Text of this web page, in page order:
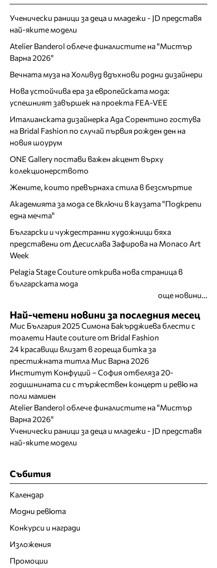
Ученически раници за деца и младежи - JD представя
най-яките модели
Atelier Banderol облече финалистите на "Мистър
Варна 2026"
Вечната муза на Холивуд вдъхнови родни дизайнери
Нова устойчива ера за европейската мода:
успешният завършек на проекта FEA-VEE
Италианската дизайнерка Ада Сорентино гостува
на Bridal Fashion по случай първия рожден ден на
новия шоурум
ONE Gallery постави важен акцент върху
колекционерството
Жените, които превърнаха стила в безсмъртие
Академията за мода се включи в каузата "Подкрепи
една мечта"
Български и чуждестранни художници бяха
представени от Десислава Зафирова на Monaco Art
Week
Pelagia Stage Couture открива нова страница в
българската мода
още новини...
Най-четени новини за последния месец
Мис България 2025 Симона Бакърджиева блести с
тоалети Haute couture от Bridal Fashion
24 красавици влизат в гореща битка за
престижната титла Мис Варна 2026
Институт Конфуций – София отбеляза 20-
годишнината си с тържествен концерт и ревю на
поли мамиен
Atelier Banderol облече финалистите на "Мистър
Варна 2026"
Ученически раници за деца и младежи - JD представя
най-яките модели
Събития
Календар
Модни ревюта
Конкурси и награди
Изложения
Промоции